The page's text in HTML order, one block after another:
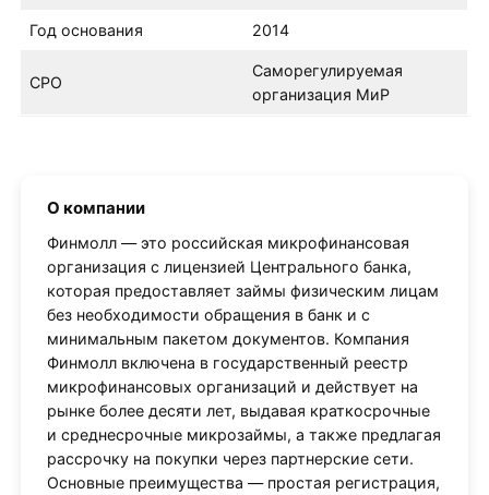
Год основания 2014
СРО
Саморегулируемая
организация МиР
О компании
Финмолл — это российская микрофинансовая
организация с лицензией Центрального банка,
которая предоставляет займы физическим лицам
без необходимости обращения в банк и с
минимальным пакетом документов. Компания
Финмолл включена в государственный реестр
микрофинансовых организаций и действует на
рынке более десяти лет, выдавая краткосрочные
и среднесрочные микрозаймы, а также предлагая
рассрочку на покупки через партнерские сети.
Основные преимущества — простая регистрация,